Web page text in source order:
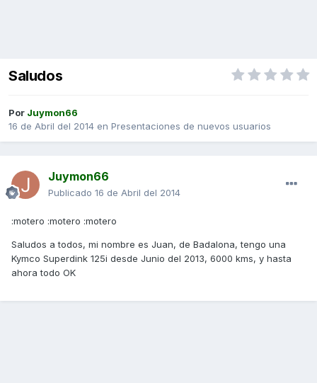
Saludos
Por Juymon66
16 de Abril del 2014 en Presentaciones de nuevos usuarios
Juymon66
Publicado 16 de Abril del 2014
:motero :motero :motero
Saludos a todos, mi nombre es Juan, de Badalona, tengo una
Kymco Superdink 125i desde Junio del 2013, 6000 kms, y hasta
ahora todo OK